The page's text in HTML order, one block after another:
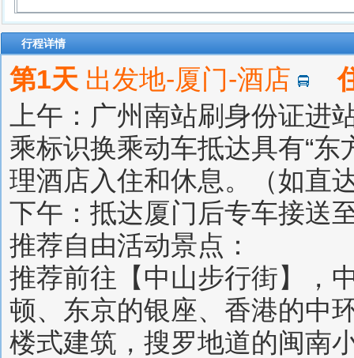
行程详情
第1天 出发地-厦门-酒店
上午：广州南站刷身份证进
乘标识换乘动车抵达具有“
理酒店入住和休息。（如直
下午：抵达厦门后专车接送
推荐自由活动景点：
推荐前往【中山步行街】，
顿、东京的银座、香港的中
楼式建筑，搜罗地道的闽南